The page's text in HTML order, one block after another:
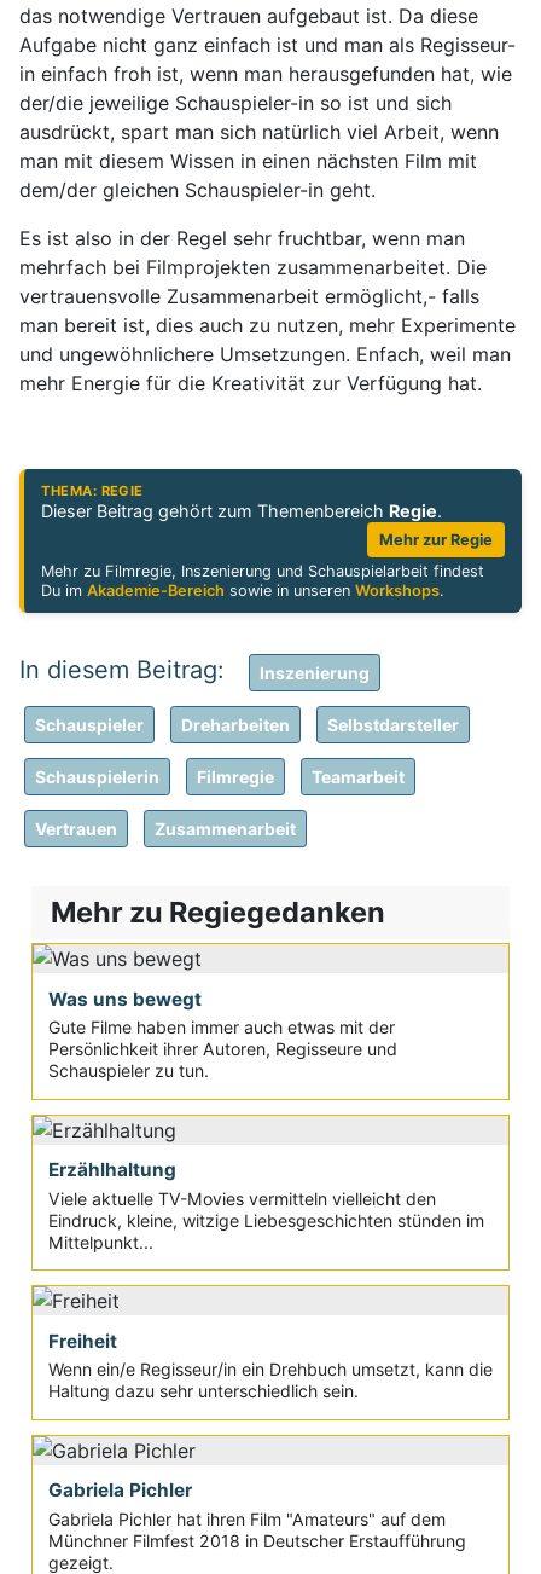
das notwendige Vertrauen aufgebaut ist. Da diese
Aufgabe nicht ganz einfach ist und man als Regisseur-
in einfach froh ist, wenn man herausgefunden hat, wie
der/die jeweilige Schauspieler-in so ist und sich
ausdrückt, spart man sich natürlich viel Arbeit, wenn
man mit diesem Wissen in einen nächsten Film mit
dem/der gleichen Schauspieler-in geht.
Es ist also in der Regel sehr fruchtbar, wenn man
mehrfach bei Filmprojekten zusammenarbeitet. Die
vertrauensvolle Zusammenarbeit ermöglicht,- falls
man bereit ist, dies auch zu nutzen, mehr Experimente
und ungewöhnlichere Umsetzungen. Enfach, weil man
mehr Energie für die Kreativität zur Verfügung hat.
THEMA: REGIE
Dieser Beitrag gehört zum Themenbereich Regie.
Mehr zur Regie
Mehr zu Filmregie, Inszenierung und Schauspielarbeit findest
Du imAkademie-Bereich sowie in unserenWorkshops.
Inszenierung
Schauspieler Dreharbeiten Selbstdarsteller
Schauspielerin Filmregie Teamarbeit
Vertrauen Zusammenarbeit
Mehr zu Regiegedanken
Was uns bewegt
Gute Filme haben immer auch etwas mit der
Persönlichkeit ihrer Autoren, Regisseure und
Schauspieler zu tun.
Erzählhaltung
Viele aktuelle TV-Movies vermitteln vielleicht den
Eindruck, kleine, witzige Liebesgeschichten stünden im
Mittelpunkt...
Freiheit
Wenn ein/e Regisseur/in ein Drehbuch umsetzt, kann die
Haltung dazu sehr unterschiedlich sein.
Gabriela Pichler
Gabriela Pichler hat ihren Film "Amateurs" auf dem
Münchner Filmfest 2018 in Deutscher Erstaufführung
gezeigt.